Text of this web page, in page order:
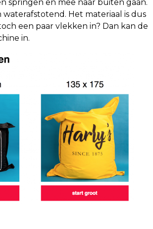
springen en mee naar buiten gaan.
Het materiaal is dus
een paar vlekken in? Dan kan de
in.